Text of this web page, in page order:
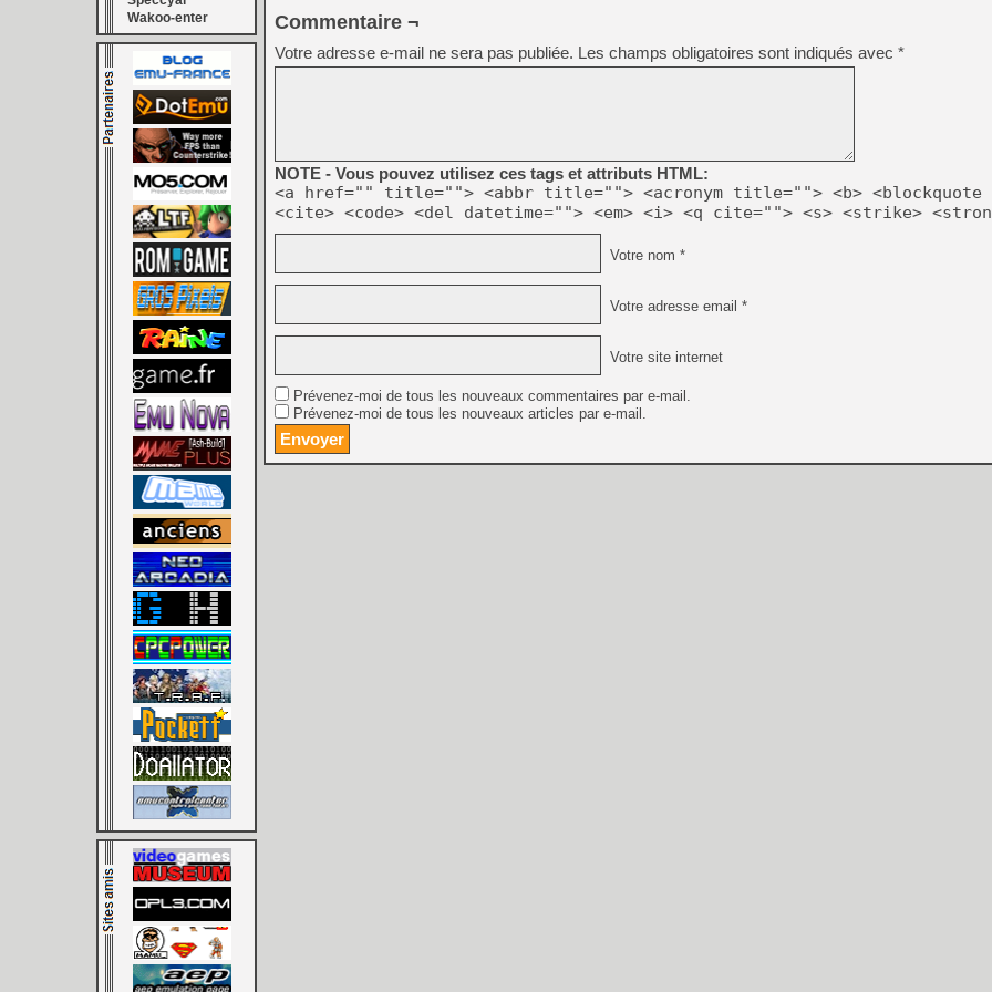
[LS] [PS5] Le WebKit
[GK] Oubliez Crazy Taxi,
[LS] [Switch] NSZ 5.0.0
[GK] No More Room in
[GK] Un chatbot Atelier
[GK] Mémoire cash -
[GK] Nvidia : le prix des
[GK] Suikoden Star Leap
[Mo5] La mini borne
Wakoo-enter
Commentaire ¬
Votre adresse e-mail ne sera pas publiée. Les champs obligatoires sont indiqués avec *
NOTE - Vous pouvez utilisez ces tags et attributs HTML:
<a href="" title=""> <abbr title=""> <acronym title=""> <b> <blockquote
<cite> <code> <del datetime=""> <em> <i> <q cite=""> <s> <strike>
Votre nom *
Votre adresse email *
Votre site internet
Prévenez-moi de tous les nouveaux commentaires par e-mail.
Prévenez-moi de tous les nouveaux articles par e-mail.